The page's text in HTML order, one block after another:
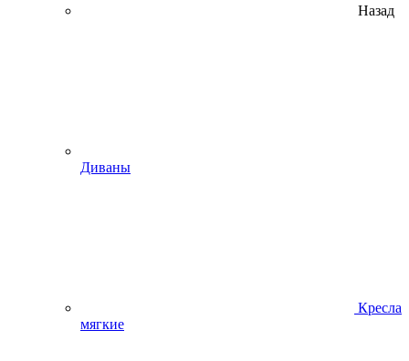
Назад
Диваны
Кресла
мягкие